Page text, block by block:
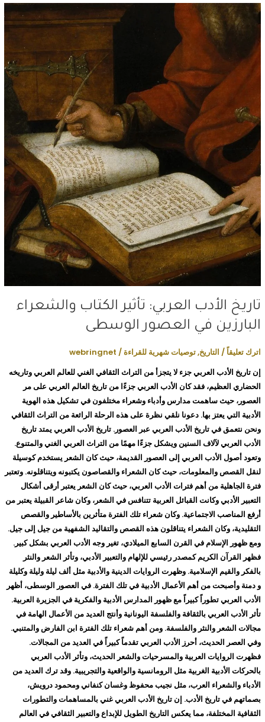
تاريخ الأدب العربي: تأثير الكتاب والشعراء
البارزين في العصور الوسطى
اترك تعليقاً/ التاريخ,توصيات شهرية للقراءة /
webringnet
إن تاريخ الأدب العربي جزء لا يتجزأ من التراث الثقافي الغني للعالم العربي وتاريخه
الحضاري العظيم، فقد كان الأدب العربي جزءًا من تاريخ العالم العربي على مر
العصور، حيث ساهمت مدارس وأدباء وشعراء مختلفون في تشكيل هذه الهوية
الأدبية التي يعتز بها. دعونا نلقي نظرة على هذه الرحلة الرائعة من التراث الثقافي
ونحن نتعمق في تاريخ الأدب العربي عبر العصور. تاريخ الأدب العربي يمتد تاريخ
الأدب العربي لآلاف السنين ويشكل جزءًا مهمًا من التراث العربي الغني والمتنوع.
وتعود أصول الأدب العربي إلى العصور القديمة، حيث كان الشعر يستخدم كوسيلة
لنقل القصص والمعلومات، حيث كان الشعراء والقصاصون يكتبونه ويتناقلونه. وتعتبر
فترة الجاهلية من أهم فترات الأدب العربي، حيث كان الشعر يعتبر أرقى أشكال
التعبير الأدبي وكانت القبائل العربية تتنافس في الشعر، وكان شاعر القبيلة يعتبر من
أرفع المناصب الاجتماعية. وكان شعراء تلك الفترة متأثرين بالأساطير والقصص
التقليدية، وكان الشعراء يتناقلون هذه القصص والتقاليد الشفهية من جيل إلى جيل.
ومع ظهور الإسلام في القرن السابع الميلادي، تغير وجه الأدب العربي بشكل كبير.
فظهر القرآن الكريم كمصدر رئيسي للإلهام والتعبير الأدبي، وتأثر الشعر والنثر
بالفكر والقيم الإسلامية. وظهرت الروايات الدينية والأدبية مثل ألف ليلة وليلة وكليلة
و دمنة وأصبحت من أهم الأعمال الأدبية في تلك الفترة. في العصور الوسطى، أظهر
الأدب العربي تطوراً كبيراً مع ظهور المدارس الأدبية والفكرية في الجزيرة العربية.
تأثر الأدب العربي بالثقافة والفلسفة اليونانية وأنتج العديد من الأعمال الهامة في
مجالات الشعر والنثر والفلسفة. ومن أهم شعراء تلك الفترة ابن الفارض والمتنبي.
وفي العصر الحديث، أحرز الأدب العربي تقدماً كبيراً في العديد من المجالات.
فظهرت الروايات العربية والمسرحيات والشعر الحديث، وتأثر الأدب العربي
بالحركات الأدبية الغربية مثل الرومانسية والواقعية والتجريبية. وقد ترك العديد من
الأدباء والشعراء العرب، مثل نجيب محفوظ وغسان كنفاني ومحمود درويش،
بصماتهم في تاريخ الأدب. إن تاريخ الأدب العربي غني بالمساهمات والتطورات
الثقافية المختلفة، مما يعكس التاريخ الطويل للإبداع والتعبير الثقافي في العالم
تاريخ
الأدب
العربي:
تأثير
الكتاب
والشعراء
العصور
الوسطى